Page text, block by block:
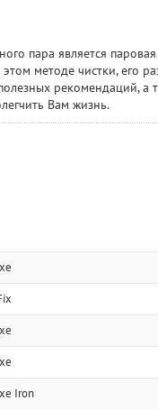
пара является
методе чистки, его
рекомендаций,
Вам жизнь.
Iron